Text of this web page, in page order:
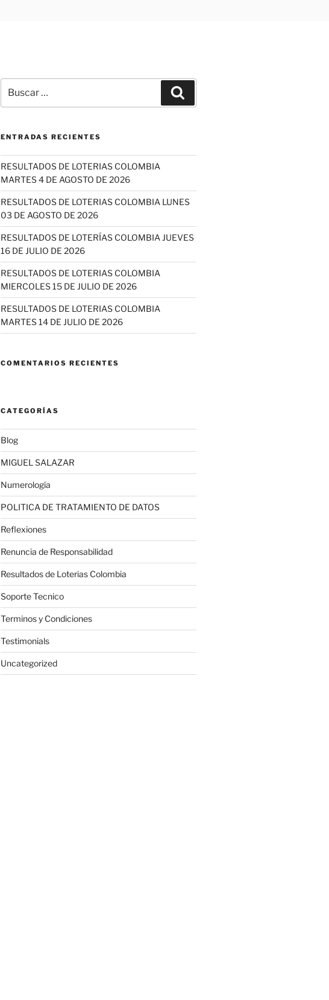
por:
ENTRADAS RECIENTES
RESULTADOS DE LOTERIAS COLOMBIA
MARTES 4 DE AGOSTO DE 2026
RESULTADOS DE LOTERIAS COLOMBIA LUNES
03 DE AGOSTO DE 2026
RESULTADOS DE LOTERÍAS COLOMBIA JUEVES
16 DE JULIO DE 2026
RESULTADOS DE LOTERIAS COLOMBIA
MIERCOLES 15 DE JULIO DE 2026
RESULTADOS DE LOTERIAS COLOMBIA
MARTES 14 DE JULIO DE 2026
COMENTARIOS RECIENTES
CATEGORÍAS
Blog
MIGUEL SALAZAR
Numerología
POLITICA DE TRATAMIENTO DE DATOS
Reflexiones
Renuncia de Responsabilidad
Resultados de Loterias Colombia
Soporte Tecnico
Terminos y Condiciones
Testimonials
Uncategorized